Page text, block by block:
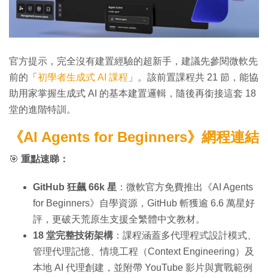
官方提示，完全沒有建置經驗的超新手，建議先參閱微軟先
前的「 初學者生成式 AI 課程 」。該前置課程共 21 節，能協
助用家掌握生成式 AI 的基本建置邏輯，隨後再銜接這套 18
堂的進階特訓。
《AI Agents for Beginners》網程連結
🎯 重點速睇：
GitHub 狂飆 66k 星 ：微軟官方免費推出《AI Agents
for Beginners》自學資源，GitHub 斬獲逾 6.6 萬星好
評，更破天荒原生支援全繁體中文教材。
18 堂完整技術架構 ：課程涵蓋多代理程式設計模式、
管理代理記憶、情境工程（Context Engineering）及
本地 AI 代理創建，並附帶 YouTube 影片與實戰範例